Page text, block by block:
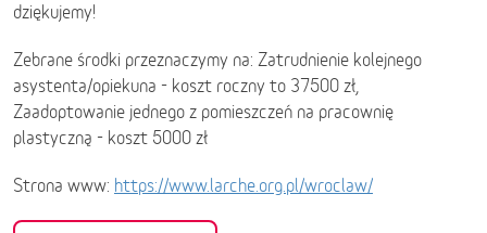
dziękujemy!
Zebrane środki przeznaczymy na: Zatrudnienie kolejnego
asystenta/opiekuna - koszt roczny to 37500 zł,
Zaadoptowanie jednego z pomieszczeń na pracownię
plastyczną - koszt 5000 zł
Strona www: https://www.larche.org.pl/wroclaw/